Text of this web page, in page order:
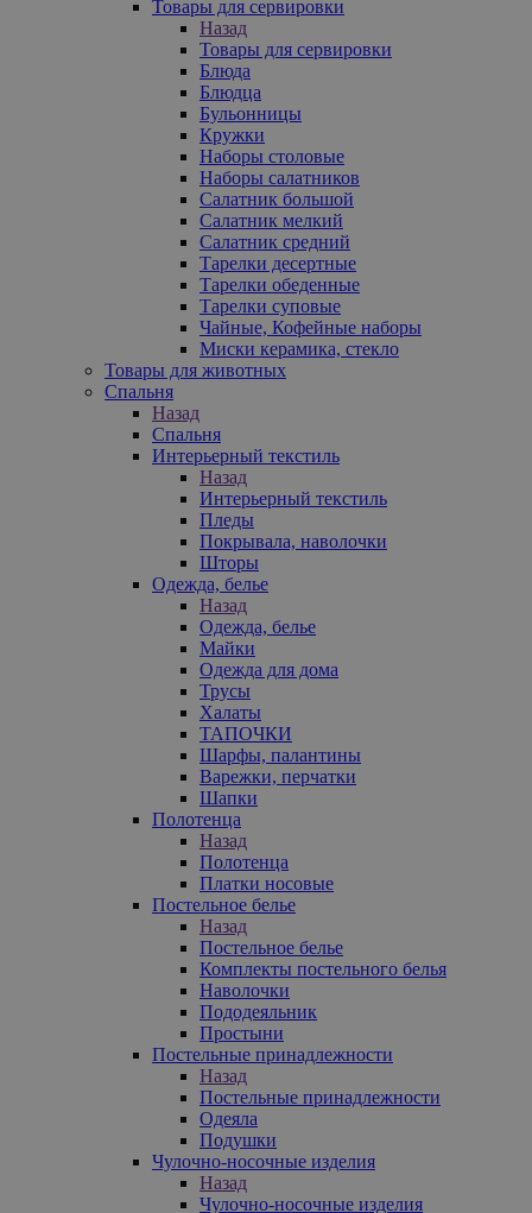
Товары для сервировки
Назад
Товары для сервировки
Блюда
Блюдца
Бульонницы
Кружки
Наборы столовые
Наборы салатников
Салатник большой
Салатник мелкий
Салатник средний
Тарелки десертные
Тарелки обеденные
Тарелки суповые
Чайные, Кофейные наборы
Миски керамика, стекло
Товары для животных
Спальня
Назад
Спальня
Интерьерный текстиль
Назад
Интерьерный текстиль
Пледы
Покрывала, наволочки
Шторы
Одежда, белье
Назад
Одежда, белье
Майки
Одежда для дома
Трусы
Халаты
ТАПОЧКИ
Шарфы, палантины
Варежки, перчатки
Шапки
Полотенца
Назад
Полотенца
Платки носовые
Постельное белье
Назад
Постельное белье
Комплекты постельного белья
Наволочки
Пододеяльник
Простыни
Постельные принадлежности
Назад
Постельные принадлежности
Одеяла
Подушки
Чулочно-носочные изделия
Назад
Чулочно-носочные изделия